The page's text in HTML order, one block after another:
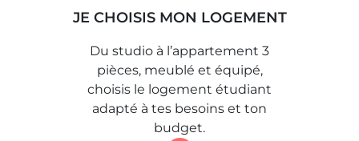
JE CHOISIS MON LOGEMENT
Du studio à l’appartement 3
pièces, meublé et équipé,
choisis le logement étudiant
adapté à tes besoins et ton
budget.